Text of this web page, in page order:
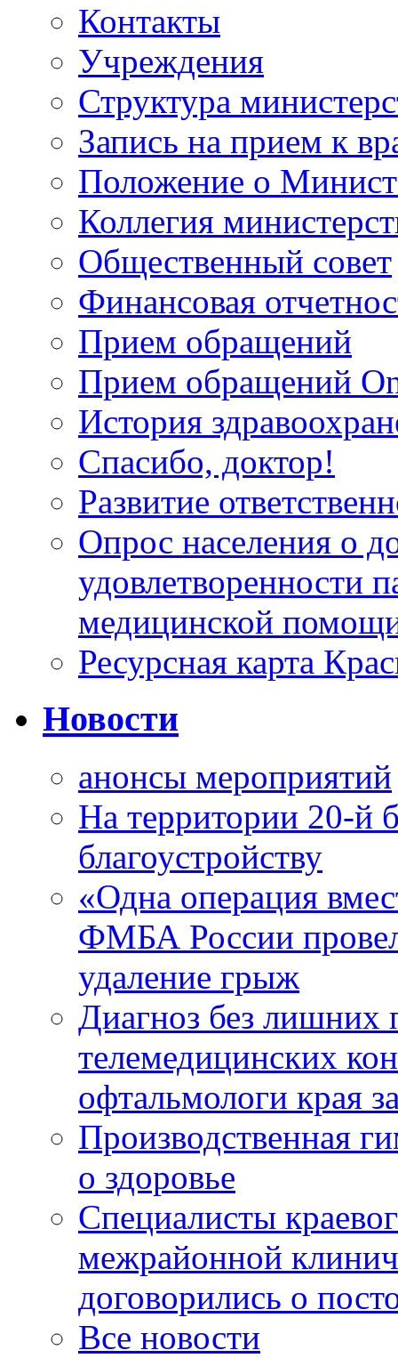
Контакты
Учреждения
Структура
Запись на прием к
Положение о
Коллегия
Общественный совет
Финансовая
Прием обращений
Прием обращений
История
Спасибо, доктор!
Развитие
Опрос населения о
удовлетворенности
медицинской
Ресурсная карта
Новости
анонсы мероприятий
На территории 20-й
благоустройству
«Одна операция
ФМБА России
удаление грыж
Диагноз без лишних
телемедицинских
офтальмологи края
Производственная
о здоровье
Специалисты
межрайонной
договорились о
Все новости